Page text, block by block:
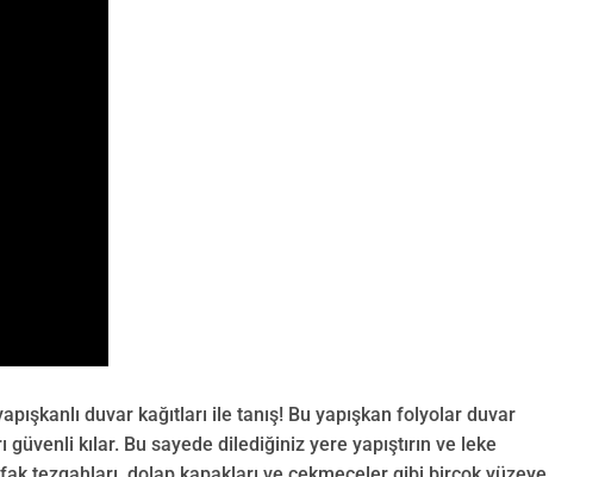
duvar kağıtları ile tanış! Bu yapışkan folyolar duvar
güvenli kılar. Bu sayede dilediğiniz yere yapıştırın ve leke